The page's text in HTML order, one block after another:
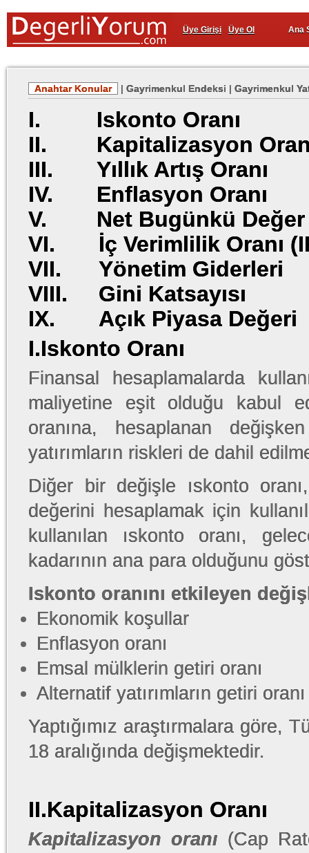
Üye Girişi Üye Ol Ana
Anahtar Konular | Gayrimenkul Endeksi | Gayrimenkul
I. Iskonto Oranı
II. Kapitalizasyon
III. Yıllık Artış Oranı
IV. Enflasyon Oranı
V. Net Bugünkü Değer
VI. İç Verimlilik Oranı
VII. Yönetim Giderleri
VIII. Gini Katsayısı
IX. Açık Piyasa Değeri
I.Iskonto Oranı
Finansal hesaplamalarda
maliyetine eşit olduğu kabul
oranına, hesaplanan
yatırımların riskleri de dahil
Diğer bir değişle ıskonto
değerini hesaplamak için
kullanılan ıskonto oranı,
kadarının ana para olduğunu
Iskonto oranını etkileyen
Ekonomik koşullar
Enflasyon oranı
Emsal mülklerin getiri oranı
Alternatif yatırımların getiri oranı
Yaptığımız araştırmalara göre,
18 aralığında değişmektedir.
II.Kapitalizasyon Oranı
Kapitalizasyon oranı (Cap